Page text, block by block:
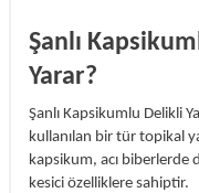
Şanlı
Yarar?
Şanlı Kapsikumlu Delikli
kullanılan bir tür topikal
kapsikum, acı biberlerde
kesici özelliklere sahiptir.